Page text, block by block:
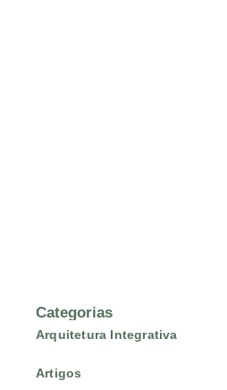
Categorias
Arquitetura Integrativa
Artigos